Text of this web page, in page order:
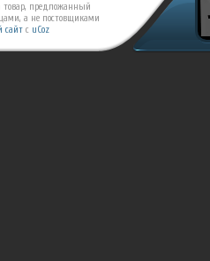
товар, предложанный
а не постовщиками
сайт с uCoz